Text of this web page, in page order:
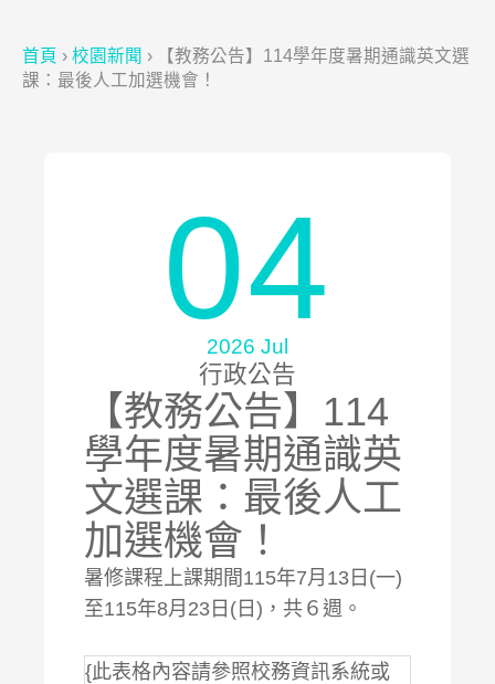
首頁 › 校園新聞 ›
【教務公告】114學年度暑期通識英文選
課：最後人工加選機會！
04
2026 Jul
行政公告
【教務公告】114
學年度暑期通識英
文選課：最後人工
加選機會！
暑修課程上課期間115年7月13日(一)
至115年8月23日(日)，共６週。
{此表格內容請參照校務資訊系統或